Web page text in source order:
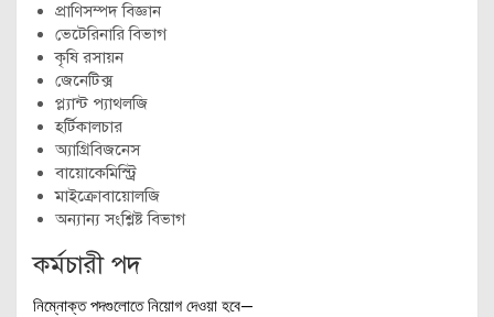
প্রাণিসম্পদ বিজ্ঞান
ভেটেরিনারি বিভাগ
কৃষি রসায়ন
জেনেটিক্স
প্ল্যান্ট প্যাথলজি
হর্টিকালচার
অ্যাগ্রিবিজনেস
বায়োকেমিস্ট্রি
মাইক্রোবায়োলজি
অন্যান্য সংশ্লিষ্ট বিভাগ
কর্মচারী পদ
নিম্নোক্ত পদগুলোতে নিয়োগ দেওয়া হবে—